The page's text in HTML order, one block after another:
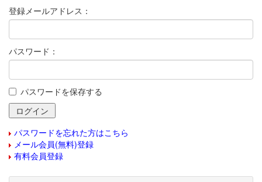
登録メールアドレス：
パスワード：
パスワードを保存する
パスワードを忘れた方はこちら
メール会員(無料)登録
有料会員登録